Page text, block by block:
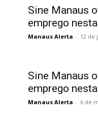
Sine Manaus
emprego
Manaus Alerta - 12 de
Sine Manaus
emprego
Manaus Alerta - 6 de